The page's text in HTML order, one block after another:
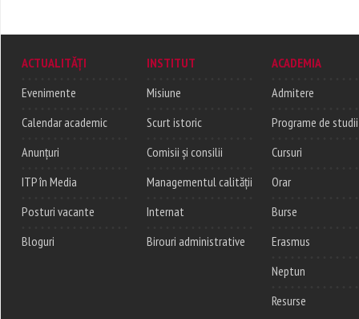
ACTUALITĂȚI
Evenimente
Calendar academic
Anunțuri
ITP în Media
Posturi vacante
Bloguri
INSTITUT
Misiune
Scurt istoric
Comisii și consilii
Managementul calității
Internat
Birouri administrative
ACADEMIA
Admitere
Programe de studii
Cursuri
Orar
Burse
Erasmus
Neptun
Resurse